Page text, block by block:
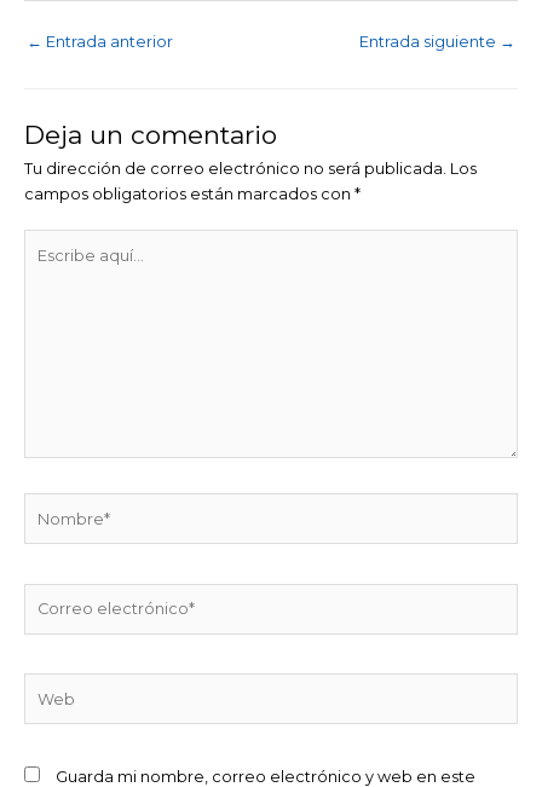
← Entrada anterior Entrada siguiente →
Deja un comentario
Tu dirección de correo electrónico no será publicada. Los
campos obligatorios están marcados con *
aquí...
Guarda mi nombre, correo electrónico y web en este